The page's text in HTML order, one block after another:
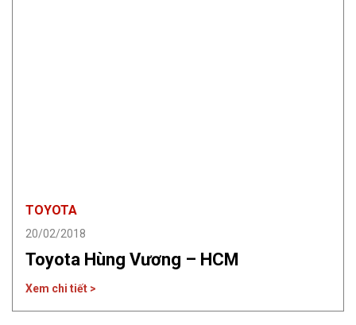
TOYOTA
20/02/2018
Toyota Hùng Vương – HCM
Xem chi tiết >